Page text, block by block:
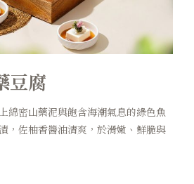
豆腐
綿密山藥泥與飽含海潮氣息的綠色魚
佐柚香醬油清爽，於滑嫩、鮮脆與